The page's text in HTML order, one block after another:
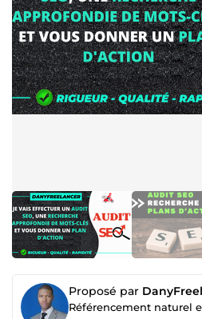
Proposé par
Référencement naturel